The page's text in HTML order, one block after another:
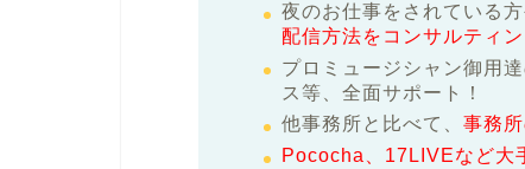
夜のお仕事をされている
配信方法をコンサルティ
プロミュージシャン御用
ス等、全面サポート！
他事務所と比べて、 事務
Pococha、17LIVEなど大